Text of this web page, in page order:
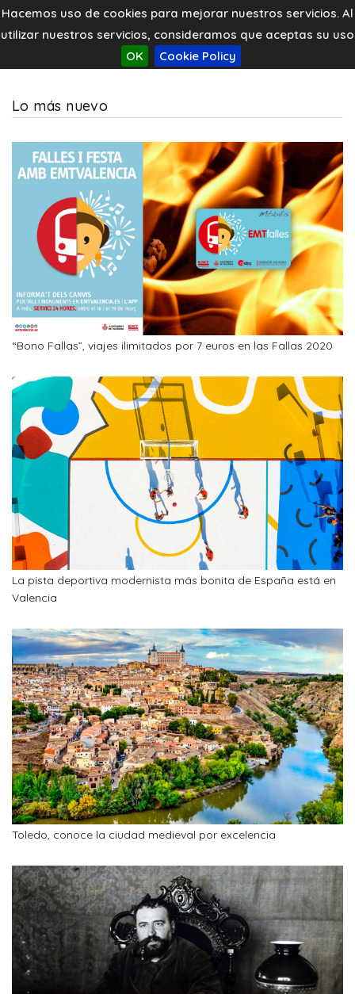
Hacemos uso de cookies para mejorar nuestros servicios. Al
utilizar nuestros servicios, consideramos que aceptas su uso
OK
Cookie Policy
Lo más nuevo
“Bono Fallas”, viajes ilimitados por 7 euros en las Fallas 2020
La pista deportiva modernista más bonita de España está en
Valencia
Toledo, conoce la ciudad medieval por excelencia